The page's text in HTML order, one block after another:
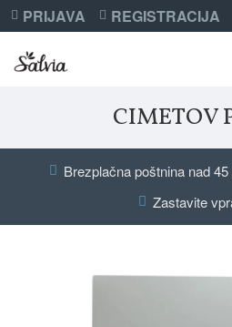
PRIJAVA REGISTRACIJA
CIMETOV
Brezplačna poštnina nad 45
Zastavite